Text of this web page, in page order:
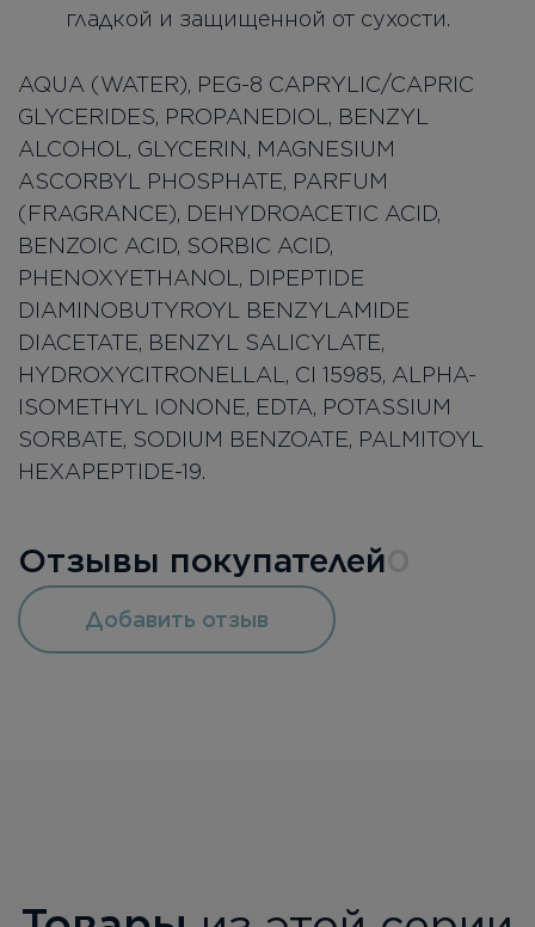
гладкой и защищенной от сухости.
AQUA (WATER), PEG-8 CAPRYLIC/CAPRIC
GLYCERIDES, PROPANEDIOL, BENZYL
ALCOHOL, GLYCERIN, MAGNESIUM
ASCORBYL PHOSPHATE, PARFUM
(FRAGRANCE), DEHYDROACETIC ACID,
BENZOIC ACID, SORBIC ACID,
PHENOXYETHANOL, DIPEPTIDE
DIAMINOBUTYROYL BENZYLAMIDE
DIACETATE, BENZYL SALICYLATE,
HYDROXYCITRONELLAL, CI 15985, ALPHA-
ISOMETHYL IONONE, EDTA, POTASSIUM
SORBATE, SODIUM BENZOATE, PALMITOYL
HEXAPEPTIDE-19.
Отзывы покупателей
Добавить отзыв